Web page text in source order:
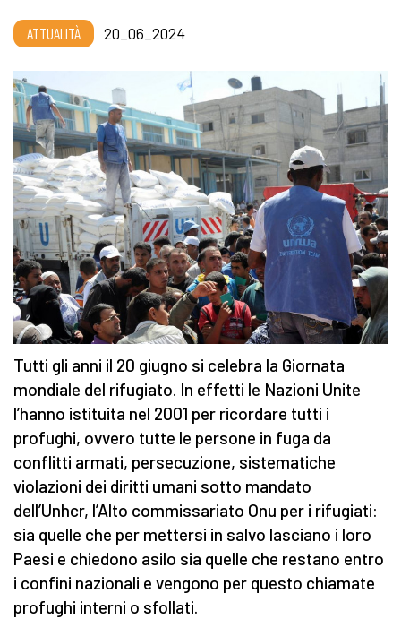
ATTUALITÀ 20_06_2024
Tutti gli anni il 20 giugno si celebra la Giornata
mondiale del rifugiato. In effetti le Nazioni Unite
l’hanno istituita nel 2001 per ricordare tutti i
profughi, ovvero tutte le persone in fuga da
conflitti armati, persecuzione, sistematiche
violazioni dei diritti umani sotto mandato
dell’Unhcr, l’Alto commissariato Onu per i rifugiati:
sia quelle che per mettersi in salvo lasciano i loro
Paesi e chiedono asilo sia quelle che restano entro
i confini nazionali e vengono per questo chiamate
profughi interni o sfollati.